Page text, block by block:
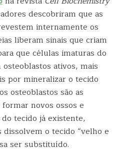
descobriram que as
internamente os
liberam sinais que criam
que células imaturas do
ativos, mais
por mineralizar o tecido
osteoblastos são as
novos ossos e
tecido já existente,
o tecido “velho e
ser substituído.